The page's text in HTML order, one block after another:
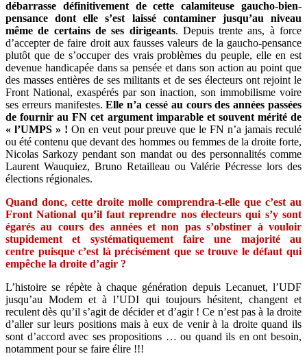
débarrasse définitivement de cette calamiteuse gaucho-bien-
pensance dont elle s’est laissé contaminer jusqu’au niveau
même de certains de ses dirigeants. Depuis trente ans, à force
d’accepter de faire droit aux fausses valeurs de la gaucho-pensance
plutôt que de s’occuper des vrais problèmes du peuple, elle en est
devenue handicapée dans sa pensée et dans son action au point que
des masses entières de ses militants et de ses électeurs ont rejoint le
Front National, exaspérés par son inaction, son immobilisme voire
ses erreurs manifestes.Elle n’a cessé au cours des années passées
de fournir au FN cet argument imparable et souvent mérité de
« l’UMPS » ! On en veut pour preuve que le FN n’a jamais reculé
ou été contenu que devant des hommes ou femmes de la droite forte,
Nicolas Sarkozy pendant son mandat ou des personnalités comme
Laurent Wauquiez, Bruno Retailleau ou Valérie Pécresse lors des
élections régionales.
Quand donc, cette droite molle comprendra-t-elle que c’est au
Front National qu’il faut reprendre nos électeurs qui s’y sont
égarés au cours des années et non pas s’obstiner à vouloir
stupidement et systématiquement faire une majorité au
centre puisque c’est là précisément que se trouve le défaut qui
empêche la droite d’agir ?
L’histoire se répète à chaque génération depuis Lecanuet, l’UDF
jusqu’au Modem et à l’UDI qui toujours hésitent, changent et
reculent dès qu’il s’agit de décider et d’agir ! Ce n’est pas à la droite
d’aller sur leurs positions mais à eux de venir à la droite quand ils
sont d’accord avec ses propositions … ou quand ils en ont besoin,
notamment pour se faire élire !!!